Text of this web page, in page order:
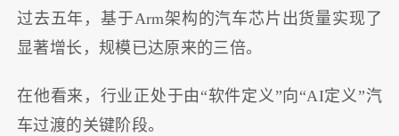
过去五年，基于Arm架构的汽车芯片出货量实现了
显著增长，规模已达原来的三倍。
在他看来，行业正处于由“软件定义”向“AI定义”汽
车过渡的关键阶段。